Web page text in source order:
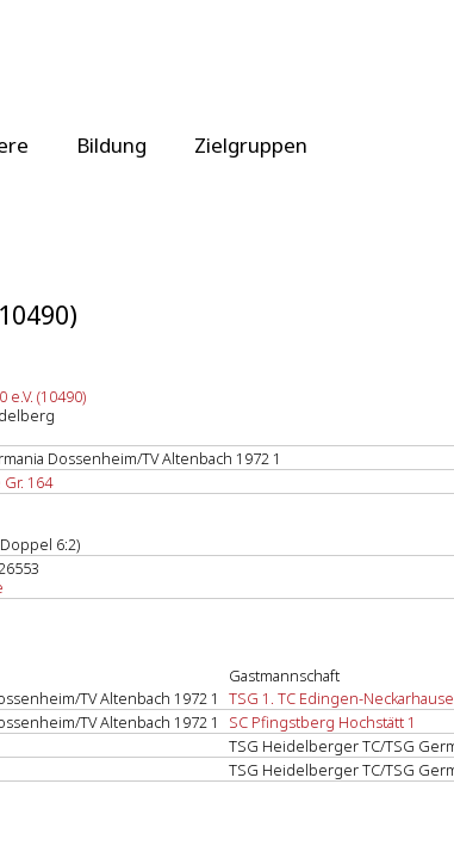
Bildung Zielgruppen
(10490)
Dossenheim/TV Altenbach 1972 1
164
6:2)
Gastmannschaft
TV Altenbach 1972 1
TSG 1. TC Edingen-
TV Altenbach 1972 1
SC Pfingstberg Hochstätt 1
TSG Heidelberger TC/TSG
TSG Heidelberger TC/TSG